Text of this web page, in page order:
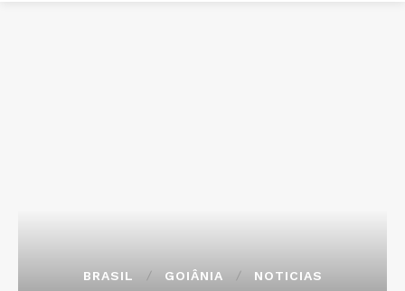
BRASIL GOIÂNIA NOTICIAS